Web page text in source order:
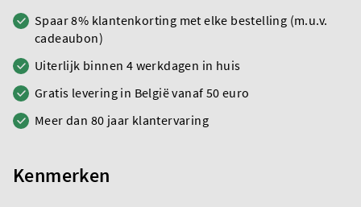
Spaar 8% klantenkorting met elke bestelling (m.u.v.
cadeaubon)
Uiterlijk binnen 4 werkdagen in huis
Gratis levering in België vanaf 50 euro
Meer dan 80 jaar klantervaring
Kenmerken